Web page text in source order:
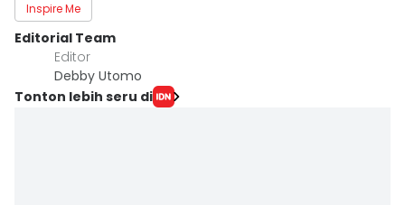
Inspire Me
Editorial Team
Editor
Debby Utomo
Tonton lebih seru di